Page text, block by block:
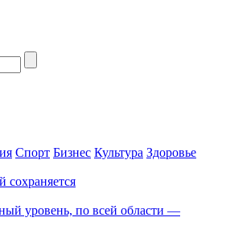
Спорт Бизнес Культура Здоровье
уровень, по всей области —